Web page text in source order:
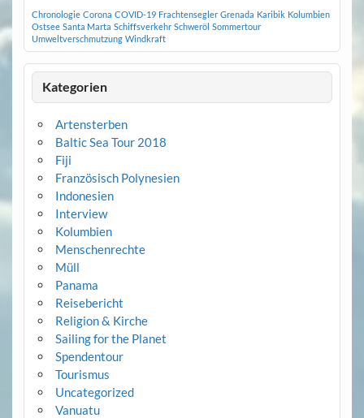
Chronologie Corona COVID-19 Frachtensegler Grenada Karibik Kolumbien
Ostsee Santa Marta Schiffsverkehr Schweröl Sommertour
Umweltverschmutzung Windkraft
Kategorien
Artensterben
Baltic Sea Tour 2018
Fiji
Französisch Polynesien
Indonesien
Interview
Kolumbien
Menschenrechte
Müll
Panama
Reisebericht
Religion & Kirche
Sailing for the Planet
Spendentour
Tourismus
Uncategorized
Vanuatu